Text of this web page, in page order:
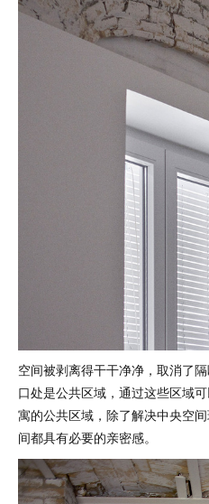
空间被剥离得干干净净，取消了
口处是公共区域，通过这些区域
寓的公共区域，除了解决中央空
间都具有必要的亲密感。